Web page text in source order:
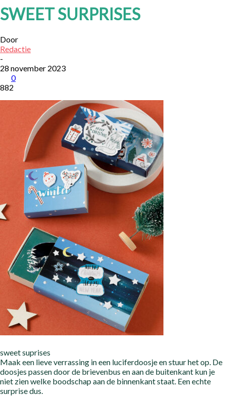
SWEET SURPRISES
Door
Redactie
-
28 november 2023
0
882
sweet suprises
Maak een lieve verrassing in een luciferdoosje en stuur het op. De
doosjes passen door de brievenbus en aan de buitenkant kun je
niet zien welke boodschap aan de binnenkant staat. Een echte
surprise dus.